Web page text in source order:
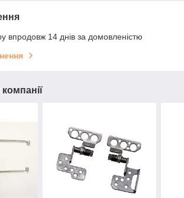
впродовж 14 днів за домовленістю